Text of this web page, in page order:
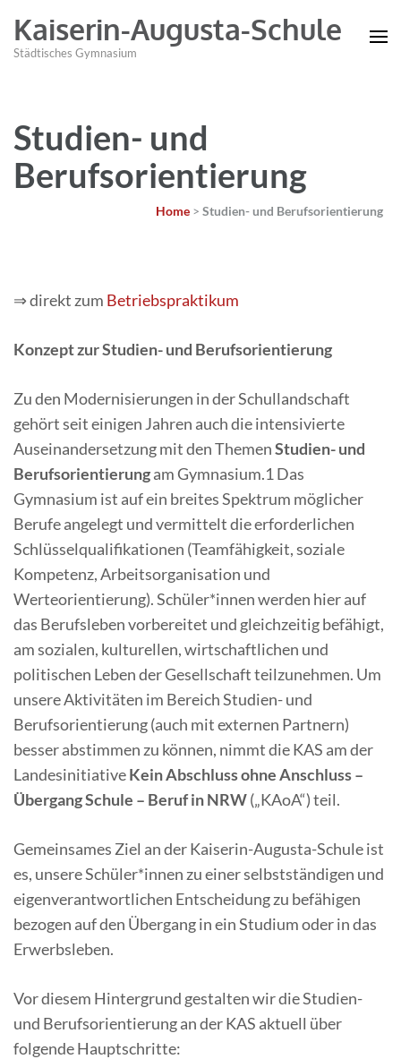
Kaiserin-Augusta-Schule
Städtisches Gymnasium
Studien- und
Berufsorientierung
Home > Studien- und Berufsorientierung
⇒ direkt zum Betriebspraktikum
Konzept zur Studien- und Berufsorientierung
Zu den Modernisierungen in der Schullandschaft
gehört seit einigen Jahren auch die intensivierte
Auseinandersetzung mit den ThemenStudien- und
Berufsorientierungam Gymnasium.1 Das
Gymnasium ist auf ein breites Spektrum möglicher
Berufe angelegt und vermittelt die erforderlichen
Schlüsselqualifikationen (Teamfähigkeit, soziale
Kompetenz, Arbeitsorganisation und
Werteorientierung). Schüler*innen werden hier auf
das Berufsleben vorbereitet und gleichzeitig befähigt,
am sozialen, kulturellen, wirtschaftlichen und
politischen Leben der Gesellschaft teilzunehmen. Um
unsere Aktivitäten im Bereich Studien- und
Berufsorientierung (auch mit externen Partnern)
besser abstimmen zu können, nimmt die KAS am der
LandesinitiativeKein Abschluss ohne Anschluss –
Übergang Schule – Beruf in NRW(„KAoA“) teil.
Gemeinsames Ziel an der Kaiserin-Augusta-Schule ist
es, unsere Schüler*innen zu einer selbstständigen und
eigenverantwortlichen Entscheidung zu befähigen
bezogen auf den Übergang in ein Studium oder in das
Erwerbsleben.
Vor diesem Hintergrund gestalten wir die Studien-
und Berufsorientierung an der KAS aktuell über
folgende Hauptschritte: